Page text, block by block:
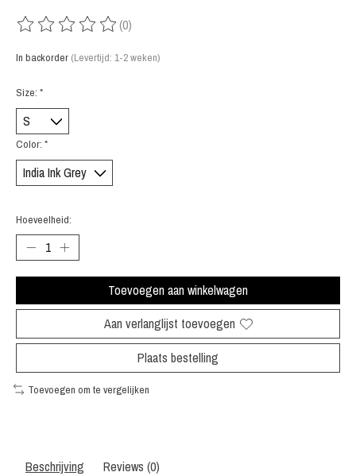
De beoordeling van dit product is
(0)
In backorder (Levertijd: 1-2 weken)
Size: *
Color: *
Hoeveelheid:
Toevoegen aan winkelwagen
Aan verlanglijst toevoegen
Plaats bestelling
Toevoegen om te vergelijken
Beschrijving Reviews (0)